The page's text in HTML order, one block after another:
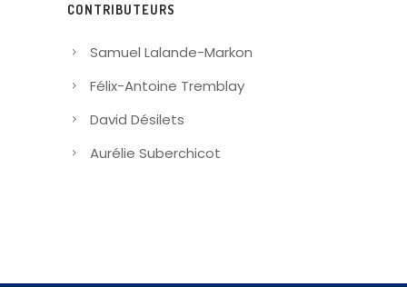
CONTRIBUTEURS
Samuel Lalande-Markon
Félix-Antoine Tremblay
David Désilets
Aurélie Suberchicot